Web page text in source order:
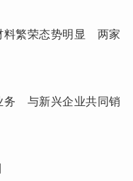
料繁荣态势明显 两家
与新兴企业共同销